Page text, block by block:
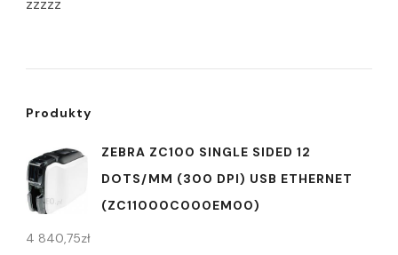
zzzzz
Produkty
ZEBRA ZC100 SINGLE SIDED 12
DOTS/MM (300 DPI) USB ETHERNET
(ZC11000C000EM00)
4 840,75zł